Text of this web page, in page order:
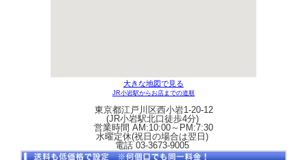
大きな地図で見る
JR小岩駅からお店までの道順
東京都江戸川区西小岩1-20-12
(JR小岩駅北口徒歩4分)
営業時間 AM:10:00～PM:7:30
水曜定休(祝日の場合は翌日)
電話 03-3673-9005